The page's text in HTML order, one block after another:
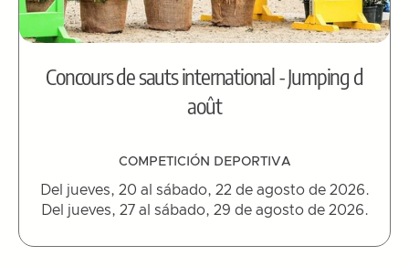
Concours de sauts international - Jumping d
août
COMPETICIÓN DEPORTIVA
Del jueves, 20 al sábado, 22 de agosto de 2026.
Del jueves, 27 al sábado, 29 de agosto de 2026.